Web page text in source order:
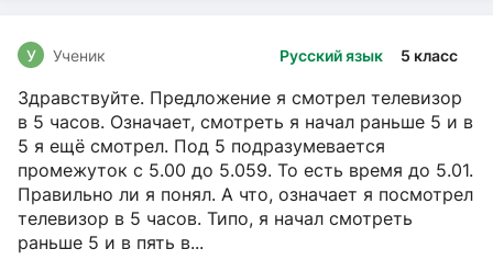
Русский язык 5 класс
У Ученик
Здравствуйте. Предложение я смотрел телевизор
в 5 часов. Означает, смотреть я начал раньше 5 и в
5 я ещё смотрел. Под 5 подразумевается
промежуток с 5.00 до 5.059. То есть время до 5.01.
Правильно ли я понял. А что, означает я посмотрел
телевизор в 5 часов. Типо, я начал смотреть
раньше 5 и в пять в...